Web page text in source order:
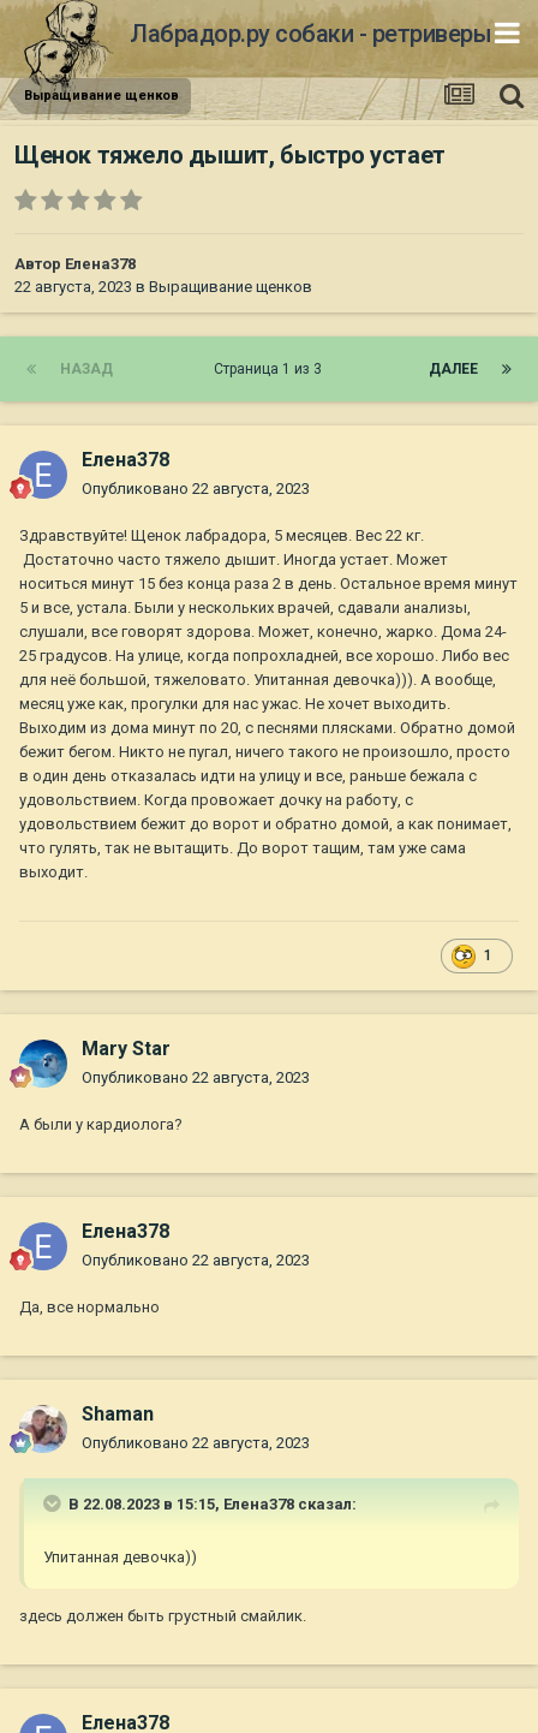
Лабрадор.ру собаки - ретриверы
Выращивание щенков
Щенок тяжело дышит, быстро устает
Автор Елена378
22 августа, 2023 в Выращивание щенков
НАЗАД ДАЛЕЕ
Страница 1 из 3
Елена378
Опубликовано 22 августа, 2023
Здравствуйте! Щенок лабрадора, 5 месяцев. Вес 22 кг.
Достаточно часто тяжело дышит. Иногда устает. Может
носиться минут 15 без конца раза 2 в день. Остальное время минут
5 и все, устала. Были у нескольких врачей, сдавали анализы,
слушали, все говорят здорова. Может, конечно, жарко. Дома 24-
25 градусов. На улице, когда попрохладней, все хорошо. Либо вес
для неё большой, тяжеловато. Упитанная девочка))). А вообще,
месяц уже как, прогулки для нас ужас. Не хочет выходить.
Выходим из дома минут по 20, с песнями плясками. Обратно домой
бежит бегом. Никто не пугал, ничего такого не произошло, просто
в один день отказалась идти на улицу и все, раньше бежала с
удовольствием. Когда провожает дочку на работу, с
удовольствием бежит до ворот и обратно домой, а как понимает,
что гулять, так не вытащить. До ворот тащим, там уже сама
выходит.
1
Mary Star
Опубликовано 22 августа, 2023
А были у кардиолога?
Елена378
Опубликовано 22 августа, 2023
Да, все нормально
Shaman
Опубликовано 22 августа, 2023
В 22.08.2023 в 15:15, Елена378 сказал:
Упитанная девочка))
здесь должен быть грустный смайлик.
Елена378